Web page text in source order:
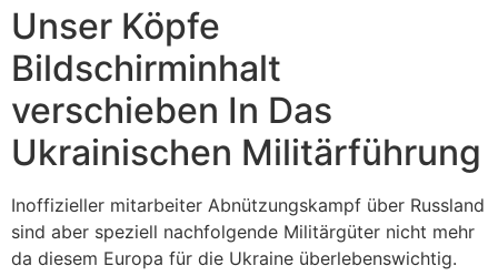
Unser Köpfe
Bildschirminhalt
verschieben In Das
Ukrainischen Militärführung
Inoffizieller mitarbeiter Abnützungskampf über Russland
sind aber speziell nachfolgende Militärgüter nicht mehr
da diesem Europa für die Ukraine überlebenswichtig.